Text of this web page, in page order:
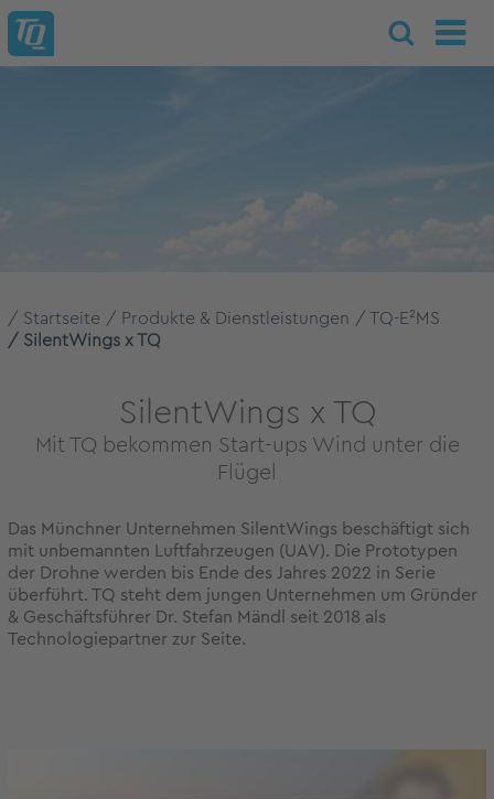
Startseite Produkte & Dienstleistungen
TQ-E²MS
SilentWings x TQ
SilentWings x TQ
Mit TQ bekommen Start-ups Wind unter die
Flügel
Das Münchner Unternehmen SilentWings beschäftigt sich
mit unbemannten Luftfahrzeugen (UAV). Die Prototypen
der Drohne werden bis Ende des Jahres 2022 in Serie
überführt. TQ steht dem jungen Unternehmen um Gründer
& Geschäftsführer Dr. Stefan Mändl seit 2018 als
Technologiepartner zur Seite.